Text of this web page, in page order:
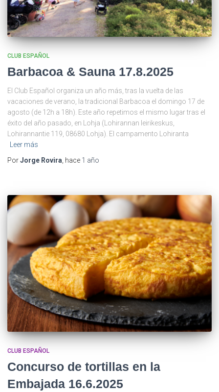
CLUB ESPAÑOL
Barbacoa & Sauna 17.8.2025
El Club Español organiza un año más, tras la vuelta de las
vacaciones de verano, la tradicional Barbacoa el domingo 17 de
agosto (de 12h a 18h). Este año repetimos el mismo lugar tras el
éxito del año pasado, en Lohja (Lohirannan leirikeskus,
Lohirannantie 119, 08680 Lohja). El campamento Lohiranta
Leer más
PorJorge Rovira , hace 1 año
CLUB ESPAÑOL
Concurso de tortillas en la
Embajada 16.6.2025